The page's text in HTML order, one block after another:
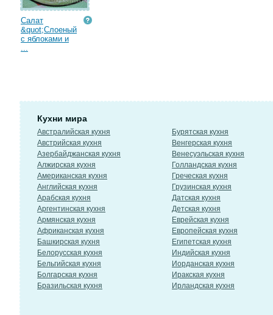
Салат
&quot;Слоеный
с яблоками и
...
Кухни мира
Австралийская кухня
Австрийская кухня
Азербайджанская кухня
Алжирская кухня
Американская кухня
Английская кухня
Арабская кухня
Аргентинская кухня
Армянская кухня
Африканская кухня
Башкирская кухня
Белорусская кухня
Бельгийская кухня
Болгарская кухня
Бразильская кухня
Бурятская кухня
Венгерская кухня
Венесуэльская кухня
Голландская кухня
Греческая кухня
Грузинская кухня
Датская кухня
Детская кухня
Еврейская кухня
Европейская кухня
Египетская кухня
Индийская кухня
Иорданская кухня
Иракская кухня
Ирландская кухня